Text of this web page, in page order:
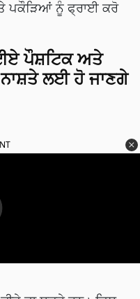
ਪਕੌੜਿਆਂ ਨੂੰ ਫ੍ਰਾਈ ਕਰੋ
ਪੌਸ਼ਟਿਕ ਅਤੇ
ਲਈ ਹੋ ਜਾਣਗੇ
ਜਾ ਸਕਦੇ ਹਨ। ਜਿਸ